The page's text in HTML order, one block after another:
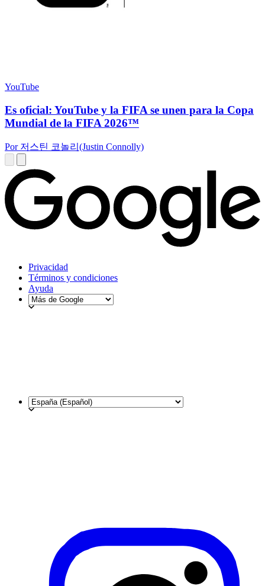
YouTube
Es oficial: YouTube y la FIFA se unen para la Copa
Mundial de la FIFA 2026™
Por 저스틴 코놀리(Justin Connolly)
Privacidad
Términos y condiciones
Ayuda